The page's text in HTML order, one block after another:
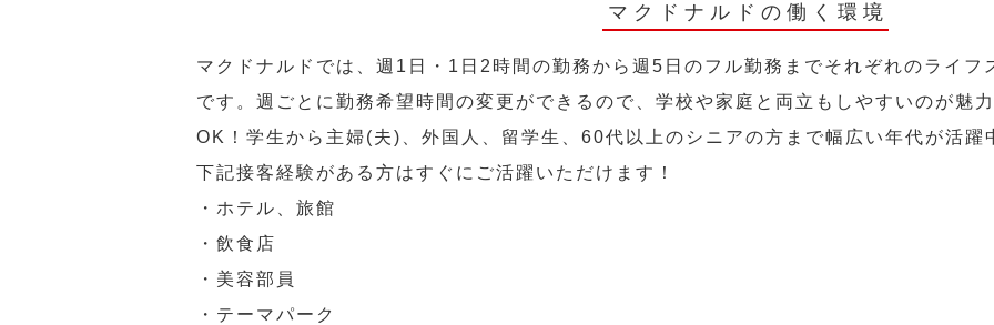
マクドナルドの働く環境
マクドナルドでは、週1日・1日2時間の勤務から週5日のフル勤務までそれぞれのライフ
です。週ごとに勤務希望時間の変更ができるので、学校や家庭と両立もしやすいのが魅
OK！学生から主婦(夫)、外国人、留学生、60代以上のシニアの方まで幅広い年代が活躍
下記接客経験がある方はすぐにご活躍いただけます！
・ホテル、旅館
・飲食店
・美容部員
・テーマパーク